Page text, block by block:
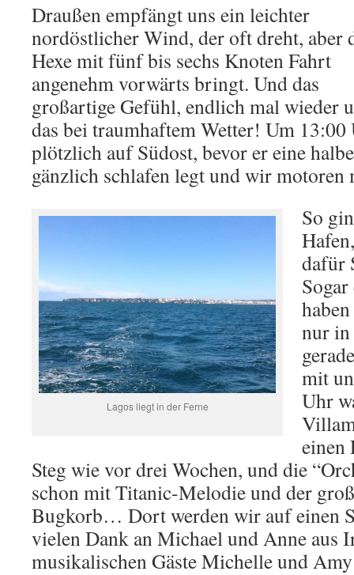
Draußen empfängt uns ein leichter
nordöstlicher Wind, der oft dreht, aber
Hexe mit fünf bis sechs Knoten Fahrt
angenehm vorwärts bringt. Und das
großartige Gefühl, endlich mal wieder
das bei traumhaftem Wetter! Um
plötzlich auf Südost, bevor er eine
gänzlich schlafen legt und wir motoren
Lagos liegt in der Ferne
So
dafür
nur in
mit
Uhr
einen
Steg wie vor drei Wochen, und die
schon mit Titanic-Melodie und der
Bugkorb… Dort werden wir auf einen
vielen Dank an Michael und Anne aus
musikalischen Gäste Michelle und